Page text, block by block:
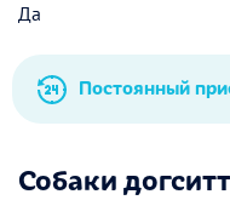
Да
Постоянный
Собаки